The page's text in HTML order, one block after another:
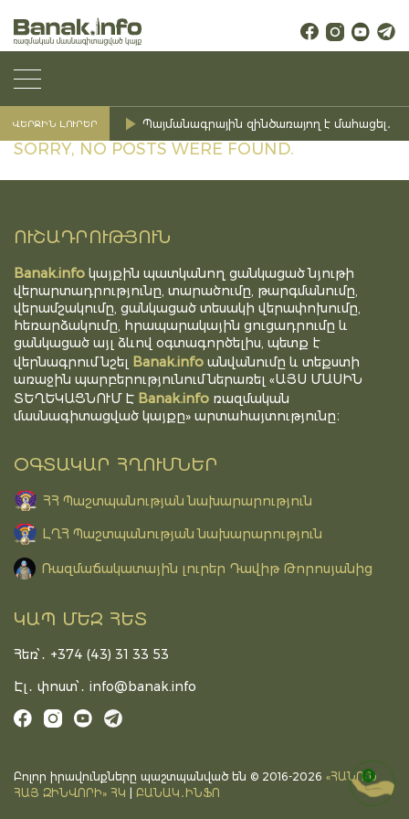
ՎԵՐՋԻՆ ԼՈՒՐԵՐ Պայմանագրային զինծառայող է մահացել․
SORRY, NO POSTS WERE FOUND.
ՈՒՇԱԴՐՈՒԹՅՈՒՆ
Banak.info կայքին պատկանող ցանկացած նյութի
վերարտադրությունը, տարածումը, թարգմանումը,
վերամշակումը, ցանկացած տեսակի վերափոխումը,
հեռարձակումը, հրապարակային ցուցադրումը և
ցանկացած այլ ձևով օգտագործելիս, պետք է
վերնագրում նշել Banak.info անվանումը և տեքստի
առաջին պարբերությունում ներառել «ԱՅՍ ՄԱՍԻՆ
ՏԵՂԵԿԱՑՆՈՒՄ Է Banak.info ռազմական
մասնագիտացված կայքը» արտահայտությունը։
ՕԳՏԱԿԱՐ ՀՂՈՒՄՆԵՐ
ՀՀ Պաշտպանության նախարարություն
ԼՂՀ Պաշտպանության նախարարություն
Ռազմաճակատային լուրեր Դավիթ Թորոսյանից
ԿԱՊ ՄԵԶ ՀԵՏ
Հեռ՝․ +374 (43) 31 33 53
Էլ․ փոստ՝․ info@banak.info
Բոլոր իրավունքները պաշտպանված են © 2016-2026 «ՀԱՆՈւՆ
ՀԱՅ ԶԻՆՎՈՐԻ» ՀԿ
ԲԱՆԱԿ․ԻՆՖՈ
DONATE